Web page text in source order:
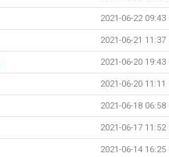
2021-06-22 09:43
2021-06-21 11:37
2021-06-20 19:43
2021-06-20 11:11
2021-06-18 06:58
2021-06-17 11:52
2021-06-14 16:25